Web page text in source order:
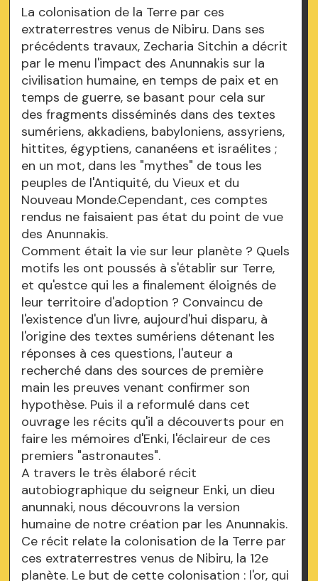
La colonisation de la Terre par ces
extraterrestres venus de Nibiru. Dans ses
précédents travaux, Zecharia Sitchin a décrit
par le menu l'impact des Anunnakis sur la
civilisation humaine, en temps de paix et en
temps de guerre, se basant pour cela sur
des fragments disséminés dans des textes
sumériens, akkadiens, babyloniens, assyriens,
hittites, égyptiens, cananéens et israélites ;
en un mot, dans les "mythes" de tous les
peuples de l'Antiquité, du Vieux et du
Nouveau Monde.Cependant, ces comptes
rendus ne faisaient pas état du point de vue
des Anunnakis.
Comment était la vie sur leur planète ? Quels
motifs les ont poussés à s'établir sur Terre,
et qu'estce qui les a finalement éloignés de
leur territoire d'adoption ? Convaincu de
l'existence d'un livre, aujourd'hui disparu, à
l'origine des textes sumériens détenant les
réponses à ces questions, l'auteur a
recherché dans des sources de première
main les preuves venant confirmer son
hypothèse. Puis il a reformulé dans cet
ouvrage les récits qu'il a découverts pour en
faire les mémoires d'Enki, l'éclaireur de ces
premiers "astronautes".
A travers le très élaboré récit
autobiographique du seigneur Enki, un dieu
anunnaki, nous découvrons la version
humaine de notre création par les Anunnakis.
Ce récit relate la colonisation de la Terre par
ces extraterrestres venus de Nibiru, la 12e
planète. Le but de cette colonisation : l'or, qui